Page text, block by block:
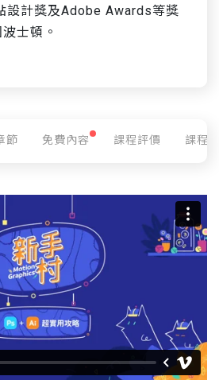
節 免費內容 課程評價 課程
設計獎及Adobe Awards等獎
士頓。